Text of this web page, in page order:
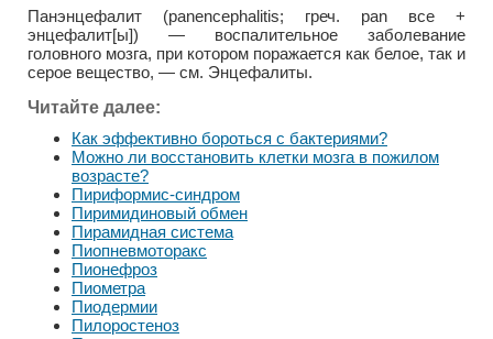
Панэнцефалит (panencephalitis; греч. pan все +
энцефалит[ы]) — воспалительное заболевание
головного мозга, при котором поражается как белое, так и
серое вещество, — см. Энцефалиты.
Читайте далее:
Как эффективно бороться с бактериями?
Можно ли восстановить клетки мозга в пожилом
возрасте?
Пириформис-синдром
Пиримидиновый обмен
Пирамидная система
Пиопневмоторакс
Пионефроз
Пиометра
Пиодермии
Пилоростеноз